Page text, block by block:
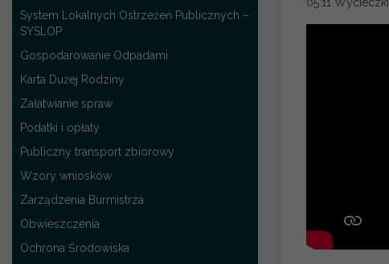
System Lokalnych Ostrzeżeń Publicznych –
SYSLOP
Gospodarowanie Odpadami
Karta Dużej Rodziny
Załatwianie spraw
Podatki i opłaty
Publiczny transport zbiorowy
Wzory wniosków
Zarządzenia Burmistrza
Obwieszczenia
Ochrona Środowiska